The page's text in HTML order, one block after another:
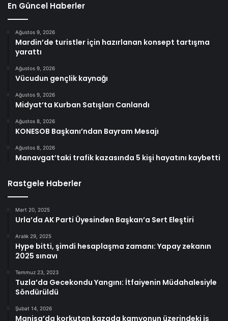
En Güncel Haberler
Ağustos 9, 2026
Mardin’de turistler için hazırlanan konsept tartışma
yarattı
Ağustos 9, 2026
Vücudun gençlik kaynağı
Ağustos 9, 2026
Midyat’ta Kurban Satışları Canlandı
Ağustos 8, 2026
KONESOB Başkanı’ndan Bayram Mesajı
Ağustos 8, 2026
Manavgat’taki trafik kazasında 5 kişi hayatını kaybetti
Rastgele Haberler
Mart 20, 2025
Urla’da AK Parti Üyesinden Başkan’a Sert Eleştiri
Aralık 29, 2025
Hype bitti, şimdi hesaplaşma zamanı: Yapay zekanın
2025 sınavı
Temmuz 23, 2023
Tuzla’da Gecekondu Yangını: İtfaiyenin Müdahalesiyle
Söndürüldü
Şubat 14, 2026
Manisa’da korkutan kazada kamyonun üzerindeki iş